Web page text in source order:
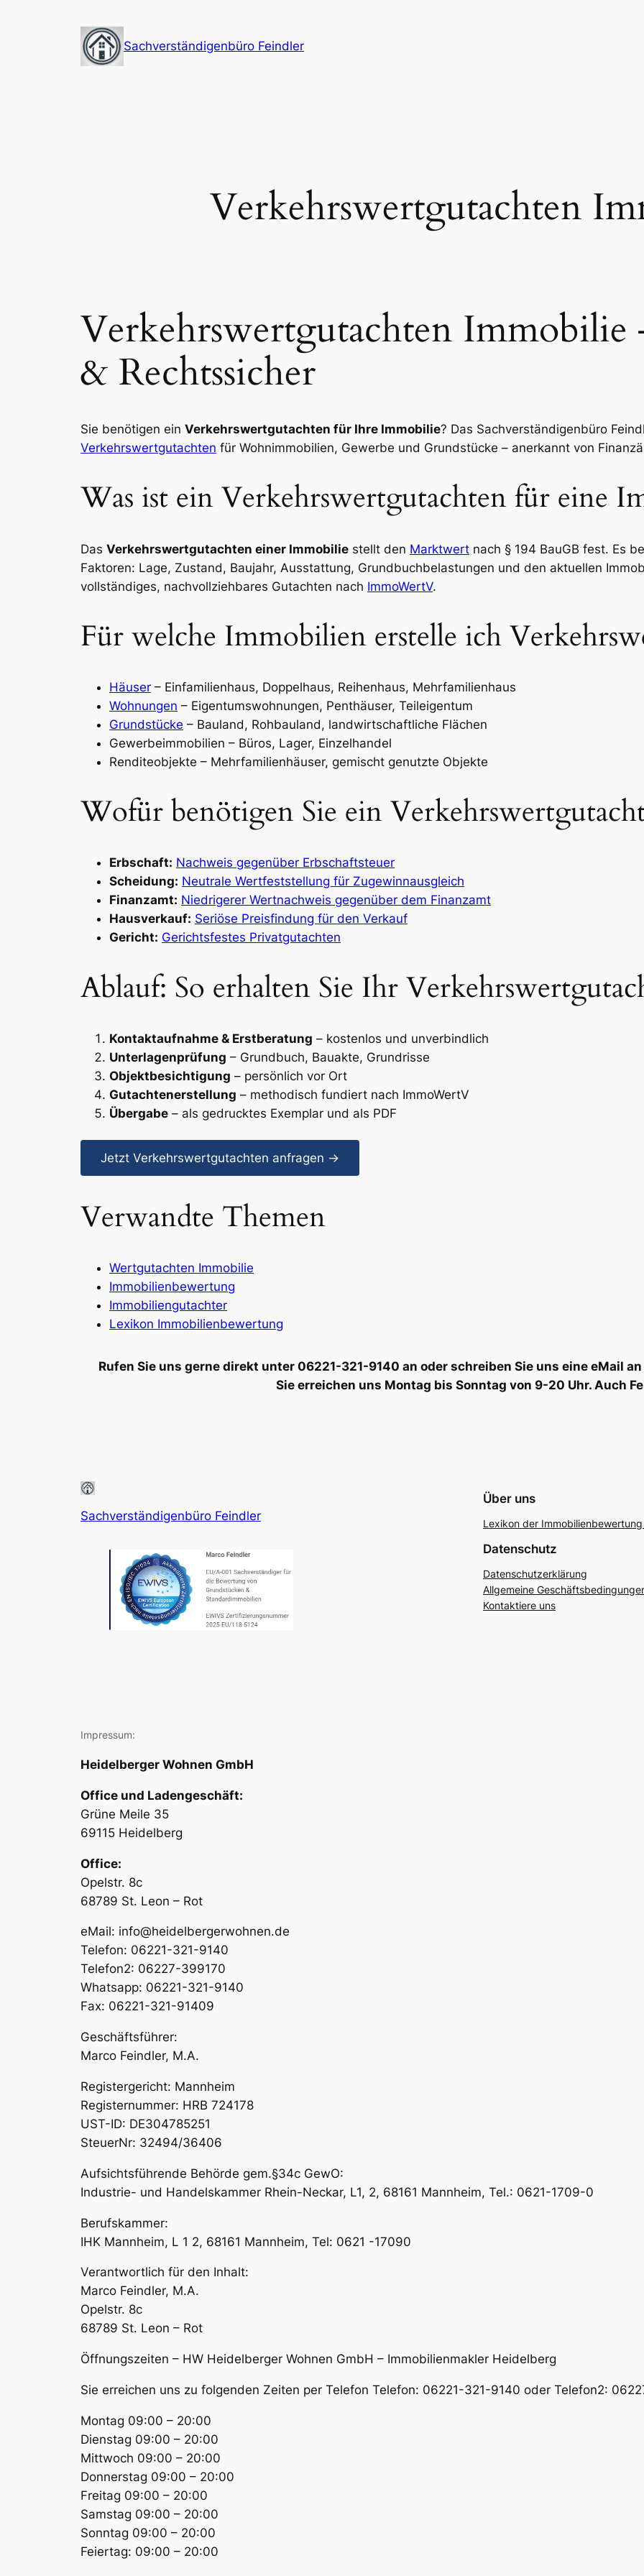
Sachverständigenbüro Feindler
Verkehrswertgutachten
Verkehrswertgutachten Immobilie
& Rechtssicher
Sie benötigen ein Verkehrswertgutachten für Ihre Immobilie? Das Sachverständigenbüro
Verkehrswertgutachten für Wohnimmobilien, Gewerbe und Grundstücke – anerkannt von
Was ist ein Verkehrswertgutachten für eine
Das Verkehrswertgutachten einer Immobilie stellt den Marktwert nach § 194 BauGB fest. Es
Faktoren: Lage, Zustand, Baujahr, Ausstattung, Grundbuchbelastungen und den aktuellen
vollständiges, nachvollziehbares Gutachten nach ImmoWertV.
Für welche Immobilien erstelle ich
Häuser – Einfamilienhaus, Doppelhaus, Reihenhaus, Mehrfamilienhaus
Wohnungen – Eigentumswohnungen, Penthäuser, Teileigentum
Grundstücke – Bauland, Rohbauland, landwirtschaftliche Flächen
Gewerbeimmobilien – Büros, Lager, Einzelhandel
Renditeobjekte – Mehrfamilienhäuser, gemischt genutzte Objekte
Wofür benötigen Sie ein
Erbschaft: Nachweis gegenüber Erbschaftsteuer
Scheidung: Neutrale Wertfeststellung für Zugewinnausgleich
Finanzamt: Niedrigerer Wertnachweis gegenüber dem Finanzamt
Hausverkauf: Seriöse Preisfindung für den Verkauf
Gericht: Gerichtsfestes Privatgutachten
Ablauf: So erhalten Sie Ihr
Kontaktaufnahme & Erstberatung – kostenlos und unverbindlich
Unterlagenprüfung – Grundbuch, Bauakte, Grundrisse
Objektbesichtigung – persönlich vor Ort
Gutachtenerstellung – methodisch fundiert nach ImmoWertV
Übergabe – als gedrucktes Exemplar und als PDF
Jetzt Verkehrswertgutachten anfragen →
Verwandte Themen
Wertgutachten Immobilie
Immobilienbewertung
Immobiliengutachter
Lexikon Immobilienbewertung
Rufen Sie uns gerne direkt unter 06221-321-9140 an oder schreiben Sie uns eine eMail
Sie erreichen uns Montag bis Sonntag von 9-20 Uhr. Auch
Sachverständigenbüro Feindler
Über uns
Lexikon der
Datenschutz
Datenschutzerklärung
Allgemeine
Kontaktiere uns
Impressum:
Heidelberger Wohnen GmbH
Office und Ladengeschäft:
Grüne Meile 35
69115 Heidelberg
Office:
Opelstr. 8c
68789 St. Leon – Rot
eMail: info@heidelbergerwohnen.de
Telefon: 06221-321-9140
Telefon2: 06227-399170
Whatsapp: 06221-321-9140
Fax: 06221-321-91409
Geschäftsführer:
Marco Feindler, M.A.
Registergericht: Mannheim
Registernummer: HRB 724178
UST-ID: DE304785251
SteuerNr: 32494/36406
Aufsichtsführende Behörde gem.§34c GewO:
Industrie- und Handelskammer Rhein-Neckar, L1, 2, 68161 Mannheim, Tel.: 0621-1709-0
Berufskammer:
IHK Mannheim, L 1 2, 68161 Mannheim, Tel: 0621 -17090
Verantwortlich für den Inhalt:
Marco Feindler, M.A.
Opelstr. 8c
68789 St. Leon – Rot
Öffnungszeiten – HW Heidelberger Wohnen GmbH – Immobilienmakler Heidelberg
Sie erreichen uns zu folgenden Zeiten per Telefon Telefon: 06221-321-9140 oder Telefon2:
Montag 09:00 – 20:00
Dienstag 09:00 – 20:00
Mittwoch 09:00 – 20:00
Donnerstag 09:00 – 20:00
Freitag 09:00 – 20:00
Samstag 09:00 – 20:00
Sonntag 09:00 – 20:00
Feiertag: 09:00 – 20:00